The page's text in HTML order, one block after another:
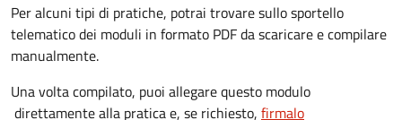
Per alcuni tipi di pratiche, potrai trovare sullo sportello
telematico dei moduli in formato PDF da scaricare e compilare
manualmente.
Una volta compilato, puoi allegare questo modulo
direttamente alla pratica e, se richiesto, firmalo